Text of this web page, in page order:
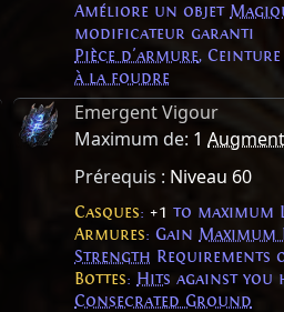
Améliore un objet
modificateur garanti
Pièce d'armure,
à la foudre
Emergent Vigour
Maximum de: 1
Prérequis : Niveau 60
Casques: +1 to maximum
Armures: Gain Maximum
Strength Requirements
Bottes: Hits against you
Consecrated Ground